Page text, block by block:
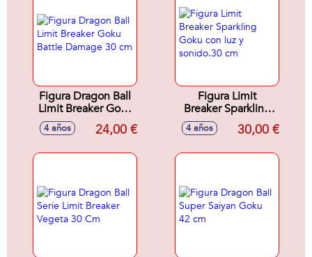
Figura Dragon Ball
Limit Breaker Goku
Battle Damage 30
4 años 24,00 €
Figura Limit
Breaker Sparkling
Goku con luz y
sonido.30 cm
4 años 30,00 €